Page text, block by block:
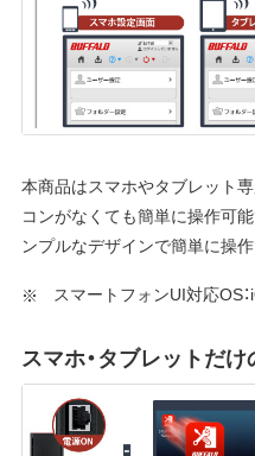
本商品はスマホやタブレット
コンがなくても簡単に操作可
ンプルなデザインで簡単に操作
スマートフォンUI対応OS
スマホ・タブレットだ